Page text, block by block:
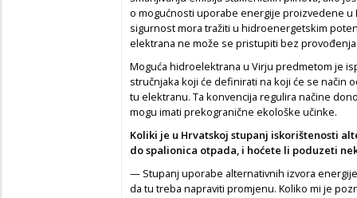
o mogućnosti uporabe energije proizvedene u
sigurnost mora tražiti u hidroenergetskim
elektrana ne može se pristupiti bez
Moguća hidroelektrana u Virju predmetom je
stručnjaka koji će definirati na koji će se način
tu elektranu. Ta konvencija regulira načine
mogu imati prekogranične ekološke učinke.
Koliki je u Hrvatskoj stupanj iskorištenosti
do spalionica otpada, i hoćete li poduzeti
— Stupanj uporabe alternativnih izvora
da tu treba napraviti promjenu. Koliko mi je